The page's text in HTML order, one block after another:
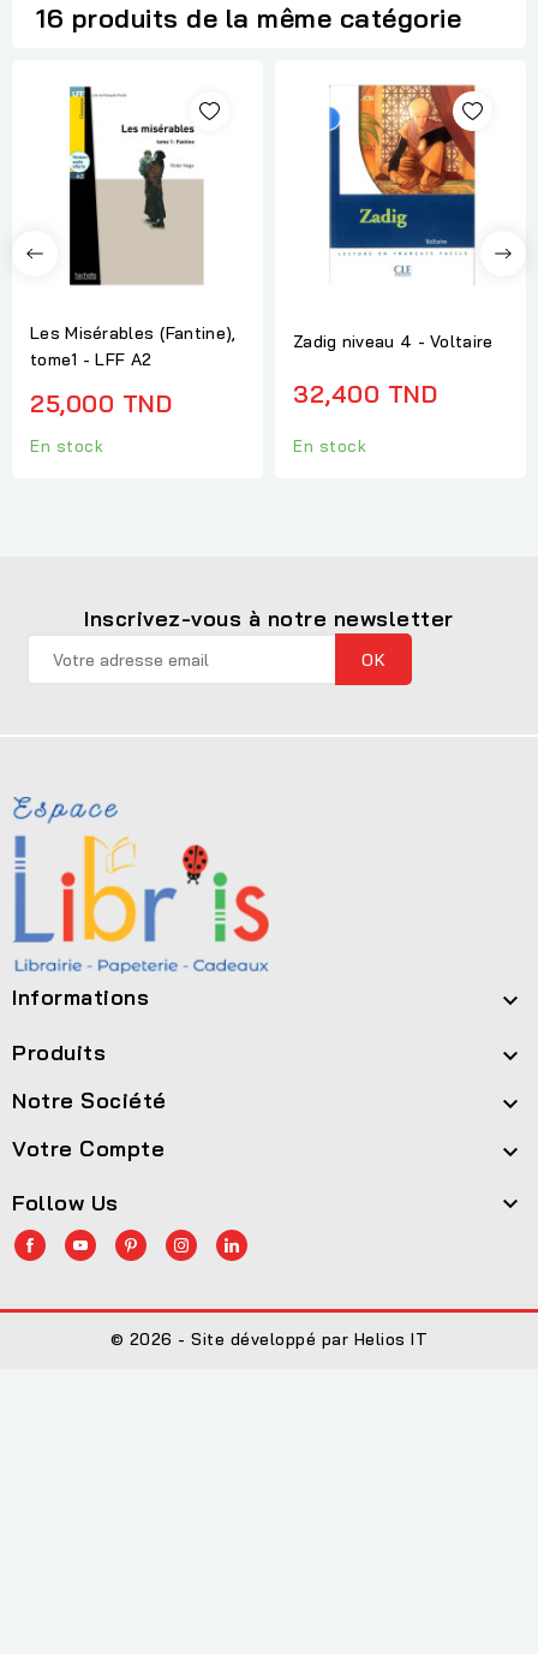
16 produits de la même catégorie
Les Misérables (Fantine),
tome1 - LFF A2
25,000 TND
En stock
Zadig niveau 4 - Voltaire
32,400 TND
En stock
Inscrivez-vous à notre newsletter
Informations 
Produits 
Notre Société 
Votre Compte 
Follow Us 
© 2026 - Site développé par Helios IT